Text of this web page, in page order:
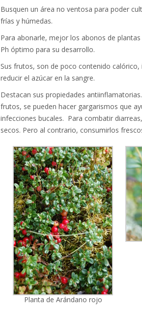
Busquen un área no ventosa para poder
frías y húmedas.
Para abonarle, mejor los abonos de
Ph óptimo para su desarrollo.
Sus frutos, son de poco contenido calórico,
reducir el azúcar en la sangre.
Destacan sus propiedades
frutos, se pueden hacer gargarismos que
infecciones bucales. Para combatir
secos. Pero al contrario, consumirlos
Planta de Arándano rojo